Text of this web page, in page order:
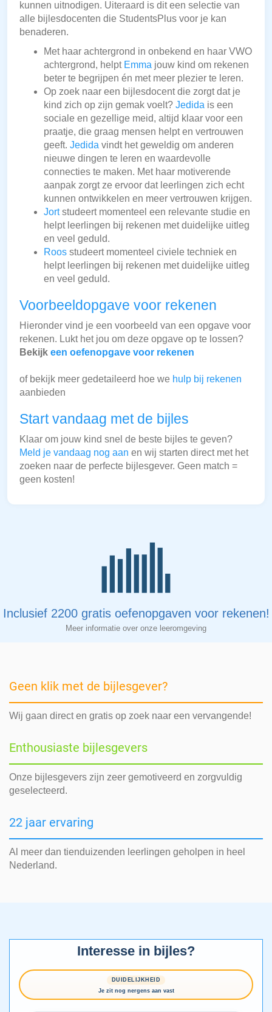
kunnen uitnodigen. Uiteraard is dit een selectie van
alle bijlesdocenten die StudentsPlus voor je kan
benaderen.
Met haar achtergrond in onbekend en haar VWO
achtergrond, helpt Emma jouw kind om rekenen
beter te begrijpen én met meer plezier te leren.
Op zoek naar een bijlesdocent die zorgt dat je
kind zich op zijn gemak voelt? Jedida is een
sociale en gezellige meid, altijd klaar voor een
praatje, die graag mensen helpt en vertrouwen
geeft. Jedida vindt het geweldig om anderen
nieuwe dingen te leren en waardevolle
connecties te maken. Met haar motiverende
aanpak zorgt ze ervoor dat leerlingen zich echt
kunnen ontwikkelen en meer vertrouwen krijgen.
Jortstudeert momenteel een relevante studie en
helpt leerlingen bij rekenen met duidelijke uitleg
en veel geduld.
Roos studeert momenteel civiele techniek en
helpt leerlingen bij rekenen met duidelijke uitleg
en veel geduld.
Voorbeeldopgave voor rekenen
Hieronder vind je een voorbeeld van een opgave voor
rekenen. Lukt het jou om deze opgave op te lossen?
Bekijk een oefenopgave voor rekenen
of bekijk meer gedetaileerd hoe we hulp bij rekenen
aanbieden
Start vandaag met de bijles
Klaar om jouw kind snel de beste bijles te geven?
Meld je vandaag nog aan en wij starten direct met het
zoeken naar de perfecte bijlesgever. Geen match =
geen kosten!
Inclusief 2200 gratis oefenopgaven voor rekenen!
Meer informatie over onze leeromgeving
Geen klik met de bijlesgever?
Wij gaan direct en gratis op zoek naar een vervangende!
Enthousiaste bijlesgevers
Onze bijlesgevers zijn zeer gemotiveerd en zorgvuldig
geselecteerd.
22 jaar ervaring
Al meer dan tienduizenden leerlingen geholpen in heel
Nederland.
Interesse in bijles?
DUIDELIJKHEID
Je zit nog nergens aan vast